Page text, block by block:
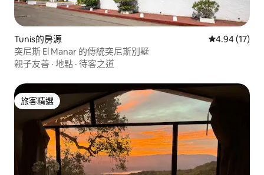
Tunis的房源 從 17 則評價
4.94 (17)
突尼斯 El Manar 的傳統突尼斯別墅
親子友善 · 地點 · 待客之道
旅客精選
旅客精選